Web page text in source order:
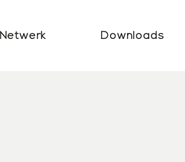
Netwerk Downloads